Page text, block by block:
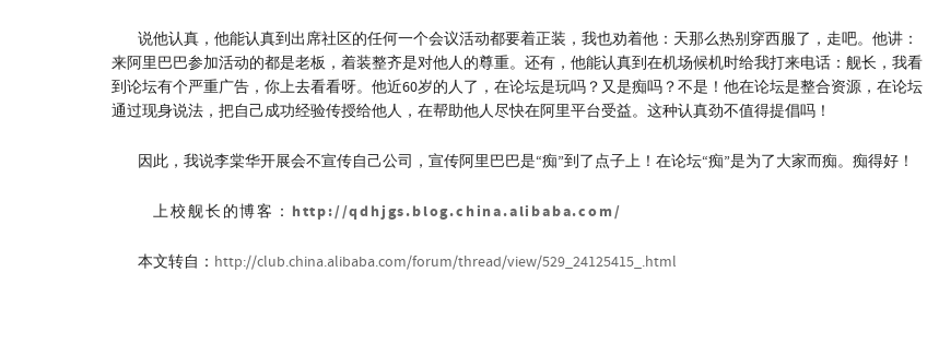
说他认真，他能认真到出席社区的任何一个会议活动都要着正装，我也劝着他：天那么热别穿西服了，走吧。他讲：
来阿里巴巴参加活动的都是老板，着装整齐是对他人的尊重。还有，他能认真到在机场候机时给我打来电话：舰长，我看
到论坛有个严重广告，你上去看看呀。他近60岁的人了，在论坛是玩吗？又是痴吗？不是！他在论坛是整合资源，在论坛
通过现身说法，把自己成功经验传授给他人，在帮助他人尽快在阿里平台受益。这种认真劲不值得提倡吗！
因此，我说李棠华开展会不宣传自己公司，宣传阿里巴巴是“痴”到了点子上！在论坛“痴”是为了大家而痴。痴得好！
上校舰长的博客： http://qdhjgs.blog.china.alibaba.com/
本文转自： http://club.china.alibaba.com/forum/thread/view/529_24125415_.html